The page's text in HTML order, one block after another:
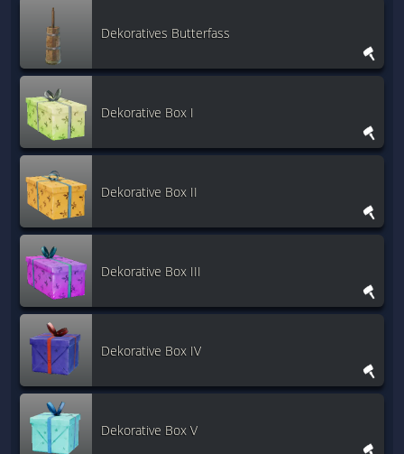
Dekoratives Butterfass
Dekorative Box I
Dekorative Box II
Dekorative Box III
Dekorative Box IV
Dekorative Box V